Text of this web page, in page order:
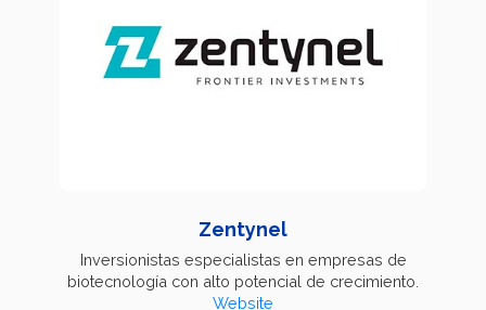
Zentynel
Inversionistas especialistas en empresas de
biotecnología con alto potencial de crecimiento.
Website